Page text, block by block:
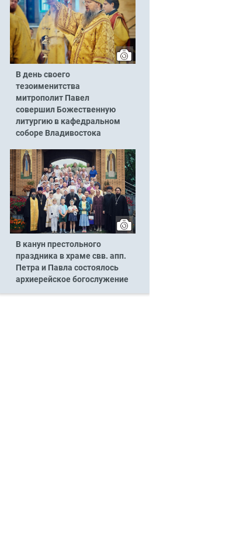
В день своего
тезоименитства
митрополит Павел
совершил Божественную
литургию в кафедральном
соборе Владивостока
В канун престольного
праздника в храме свв. апп.
Петра и Павла состоялось
архиерейское богослужение